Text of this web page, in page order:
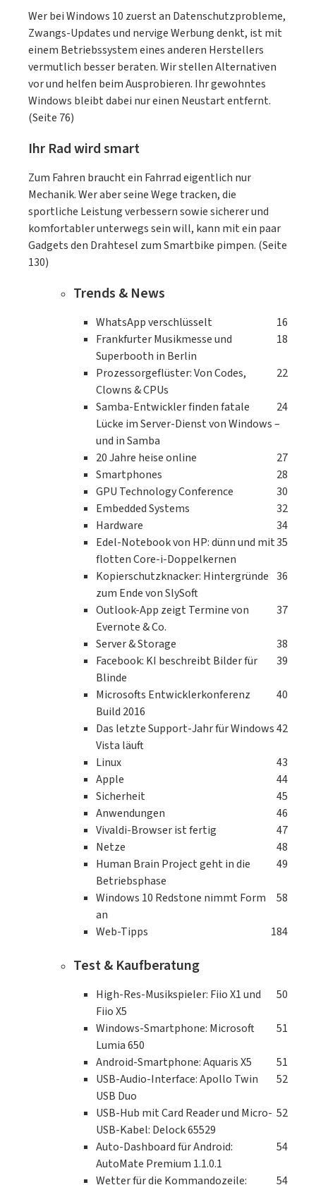
Wer bei Windows 10 zuerst an Datenschutzprobleme,
Zwangs-Updates und nervige Werbung denkt, ist mit
einem Betriebssystem eines anderen Herstellers
vermutlich besser beraten. Wir stellen Alternativen
vor und helfen beim Ausprobieren. Ihr gewohntes
Windows bleibt dabei nur einen Neustart entfernt.
(Seite 76)
Ihr Rad wird smart
Zum Fahren braucht ein Fahrrad eigentlich nur
Mechanik. Wer aber seine Wege tracken, die
sportliche Leistung verbessern sowie sicherer und
komfortabler unterwegs sein will, kann mit ein paar
Gadgets den Drahtesel zum Smartbike pimpen. (Seite
130)
Trends & News
16
WhatsApp verschlüsselt
18
Frankfurter Musikmesse und
Superbooth in Berlin
22
Prozessorgeflüster: Von Codes,
Clowns & CPUs
24
Samba-Entwickler finden fatale
Lücke im Server-Dienst von Windows –
und in Samba
27
20 Jahre heise online
28
Smartphones
30
GPU Technology Conference
32
Embedded Systems
34
Hardware
35
Edel-Notebook von HP: dünn und mit
flotten Core-i-Doppelkernen
36
Kopierschutzknacker: Hintergründe
zum Ende von SlySoft
37
Outlook-App zeigt Termine von
Evernote & Co.
38
Server & Storage
39
Facebook: KI beschreibt Bilder für
Blinde
40
Microsofts Entwicklerkonferenz
Build 2016
42
Das letzte Support-Jahr für Windows
Vista läuft
43
Linux
44
Apple
45
Sicherheit
46
Anwendungen
47
Vivaldi-Browser ist fertig
48
Netze
49
Human Brain Project geht in die
Betriebsphase
58
Windows 10 Redstone nimmt Form
an
184
Web-Tipps
Test & Kaufberatung
50
High-Res-Musikspieler: Fiio X1 und
Fiio X5
51
Windows-Smartphone: Microsoft
Lumia 650
51
Android-Smartphone: Aquaris X5
52
USB-Audio-Interface: Apollo Twin
USB Duo
52
USB-Hub mit Card Reader und Micro-
USB-Kabel: Delock 65529
54
Auto-Dashboard für Android:
AutoMate Premium 1.1.0.1
54
Wetter für die Kommandozeile: